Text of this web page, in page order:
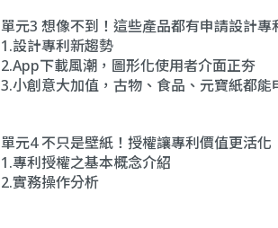
單元3 想像不到！這些產品都有申請設計專
1.設計專利新趨勢
2.App下載風潮，圖形化使用者介面正夯
3.小創意大加值，古物、食品、元寶紙都能
單元4 不只是壁紙！授權讓專利價值更活化
1.專利授權之基本概念介紹
2.實務操作分析